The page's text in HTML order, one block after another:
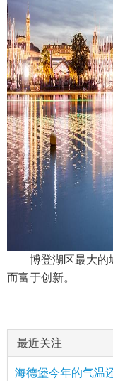
博登湖区最大
而富于创新。
最近关注
海德堡今年的气温